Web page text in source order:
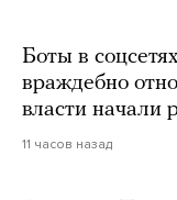
Боты в
враждебно
власти начали
11 часов назад